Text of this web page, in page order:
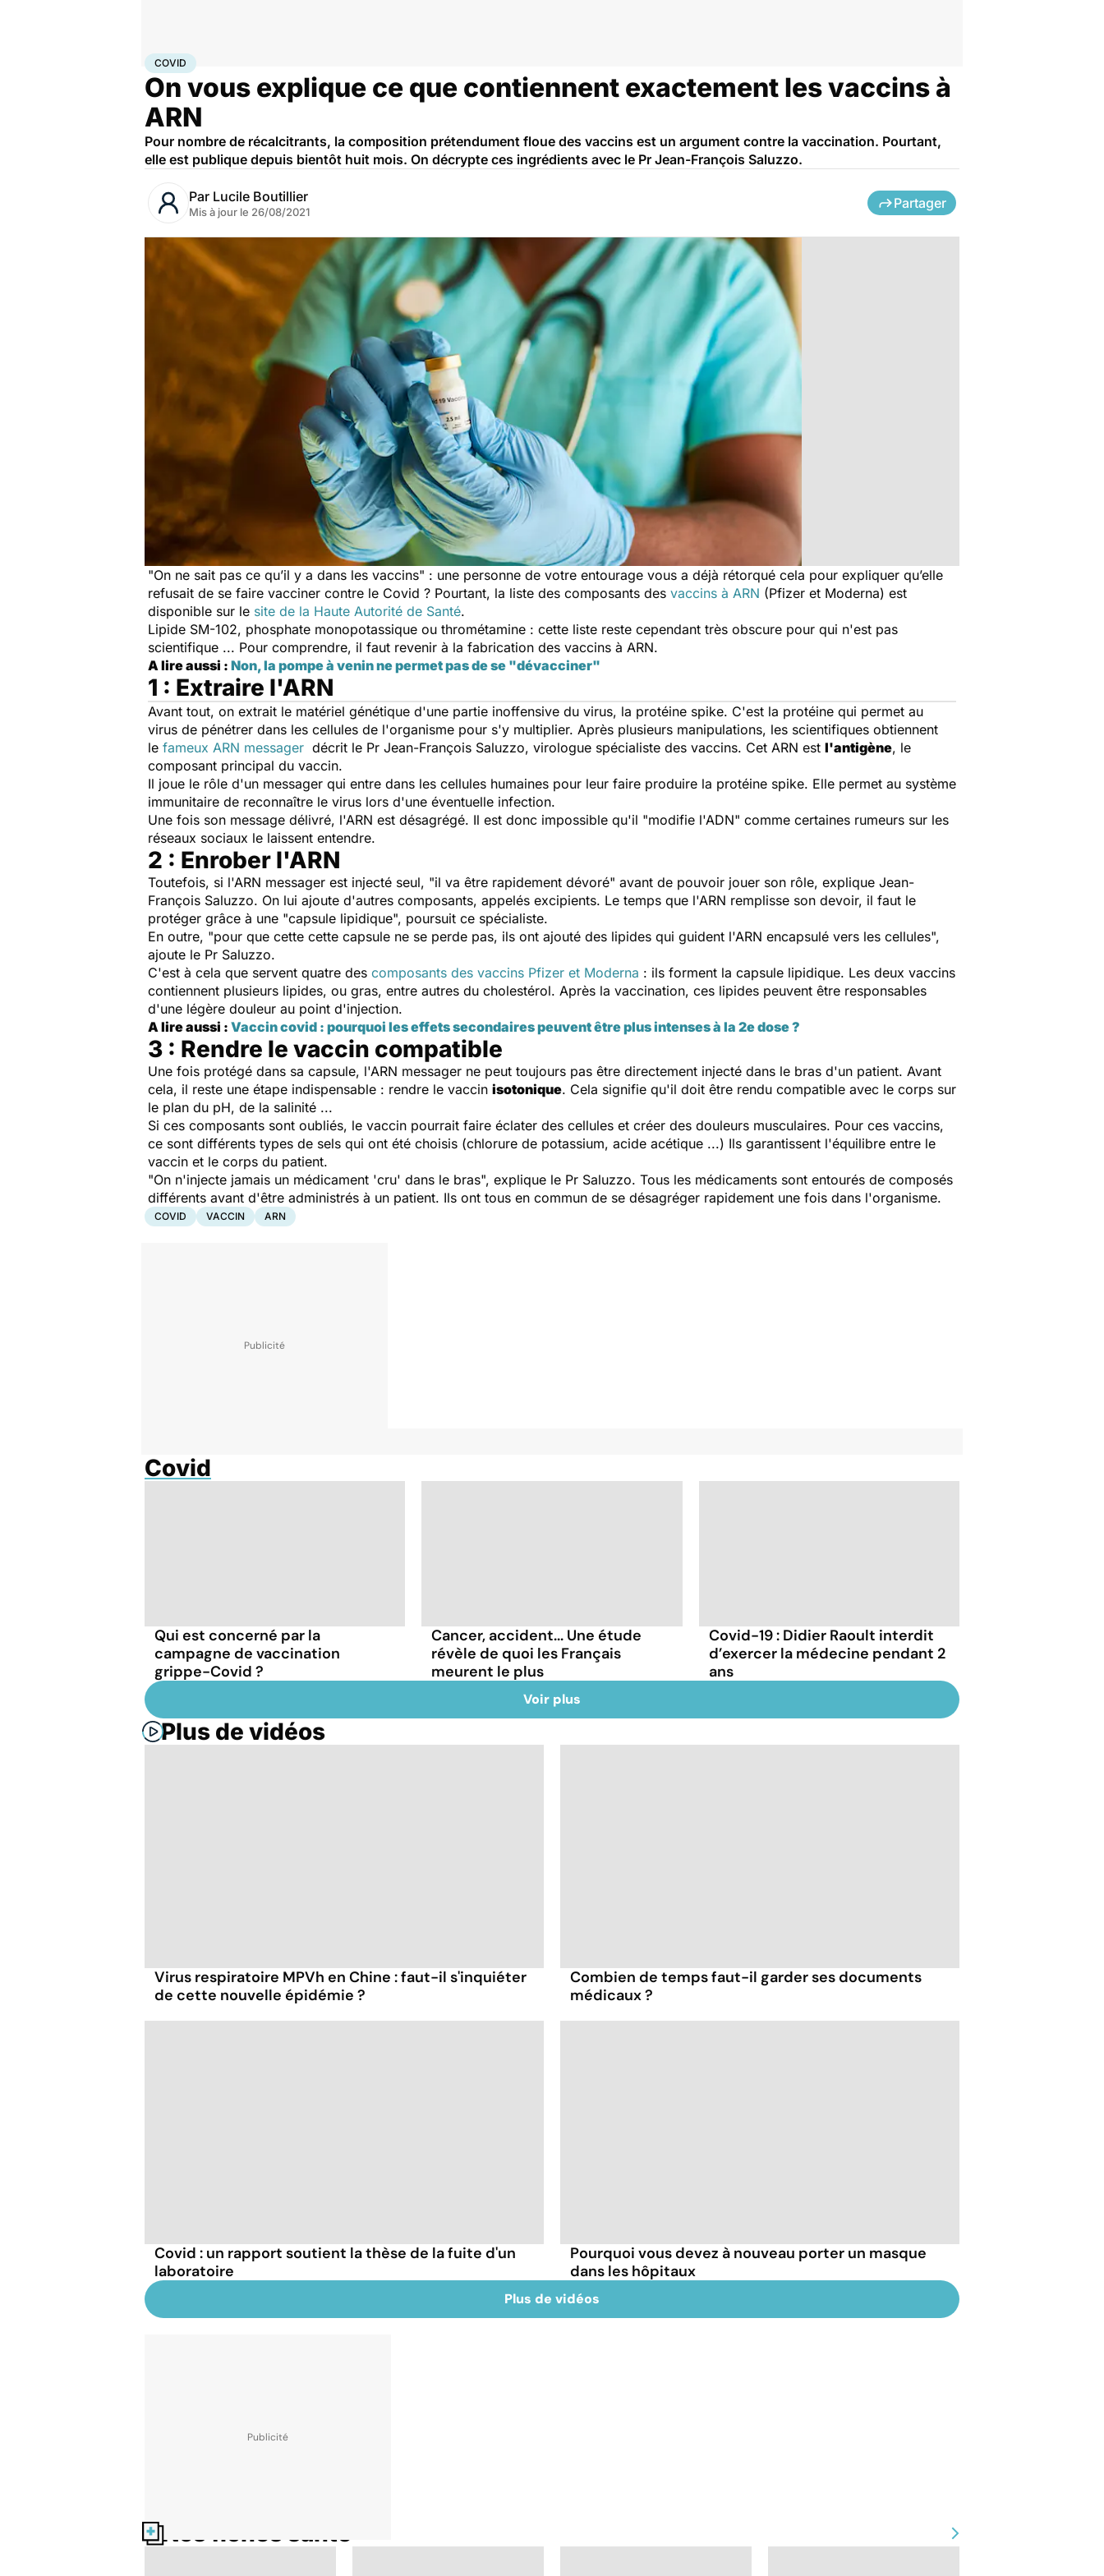
AccueilSanté
COVID
On vous explique ce que contiennent exactement les vaccins à
ARN
Pour nombre de récalcitrants, la composition prétendument floue des vaccins est un argument contre la vaccination. Pourtant,
elle est publique depuis bientôt huit mois. On décrypte ces ingrédients avec le Pr Jean-François Saluzzo.
Par Lucile Boutillier
Mis à jour le 26/08/2021
Partager
"On ne sait pas ce qu’il y a dans les vaccins" : une personne de votre entourage vous a déjà rétorqué cela pour expliquer qu’elle
refusait de se faire vacciner contre le Covid ? Pourtant, la liste des composants des vaccins à ARN (Pfizer et Moderna) est
disponible sur le site de la Haute Autorité de Santé.
Lipide SM-102, phosphate monopotassique ou thrométamine : cette liste reste cependant très obscure pour qui n'est pas
scientifique ... Pour comprendre, il faut revenir à la fabrication des vaccins à ARN.
A lire aussi : Non, la pompe à venin ne permet pas de se "dévacciner"
1 : Extraire l'ARN
Avant tout, on extrait le matériel génétique d'une partie inoffensive du virus, la protéine spike. C'est la protéine qui permet au
virus de pénétrer dans les cellules de l'organisme pour s'y multiplier. Après plusieurs manipulations, les scientifiques obtiennent
le fameux ARN messager décrit le Pr Jean-François Saluzzo, virologue spécialiste des vaccins. Cet ARN est l'antigène, le
composant principal du vaccin.
Il joue le rôle d'un messager qui entre dans les cellules humaines pour leur faire produire la protéine spike. Elle permet au système
immunitaire de reconnaître le virus lors d'une éventuelle infection.
Une fois son message délivré, l'ARN est désagrégé. Il est donc impossible qu'il "modifie l'ADN" comme certaines rumeurs sur les
réseaux sociaux le laissent entendre.
2 : Enrober l'ARN
Toutefois, si l'ARN messager est injecté seul, "il va être rapidement dévoré" avant de pouvoir jouer son rôle, explique Jean-
François Saluzzo. On lui ajoute d'autres composants, appelés excipients. Le temps que l'ARN remplisse son devoir, il faut le
protéger grâce à une "capsule lipidique", poursuit ce spécialiste.
En outre, "pour que cette cette capsule ne se perde pas, ils ont ajouté des lipides qui guident l'ARN encapsulé vers les cellules",
ajoute le Pr Saluzzo.
C'est à cela que servent quatre des composants des vaccins Pfizer et Moderna : ils forment la capsule lipidique. Les deux vaccins
contiennent plusieurs lipides, ou gras, entre autres du cholestérol. Après la vaccination, ces lipides peuvent être responsables
d'une légère douleur au point d'injection.
A lire aussi : Vaccin covid : pourquoi les effets secondaires peuvent être plus intenses à la 2e dose ?
3 : Rendre le vaccin compatible
Une fois protégé dans sa capsule, l'ARN messager ne peut toujours pas être directement injecté dans le bras d'un patient. Avant
cela, il reste une étape indispensable : rendre le vaccin isotonique. Cela signifie qu'il doit être rendu compatible avec le corps sur
le plan du pH, de la salinité ...
Si ces composants sont oubliés, le vaccin pourrait faire éclater des cellules et créer des douleurs musculaires. Pour ces vaccins,
ce sont différents types de sels qui ont été choisis (chlorure de potassium, acide acétique ...) Ils garantissent l'équilibre entre le
vaccin et le corps du patient.
"On n'injecte jamais un médicament 'cru' dans le bras", explique le Pr Saluzzo. Tous les médicaments sont entourés de composés
différents avant d'être administrés à un patient. Ils ont tous en commun de se désagréger rapidement une fois dans l'organisme.
COVID VACCIN ARN
Covid
Qui est concerné par la
campagne de vaccination
grippe-Covid ?
Cancer, accident... Une étude
révèle de quoi les Français
meurent le plus
Covid-19 : Didier Raoult interdit
d’exercer la médecine pendant 2
ans
Voir plus
Plus de vidéos
Virus respiratoire MPVh en Chine : faut-il s'inquiéter
de cette nouvelle épidémie ?
Combien de temps faut-il garder ses documents
médicaux ?
Covid : un rapport soutient la thèse de la fuite d'un
laboratoire
Pourquoi vous devez à nouveau porter un masque
dans les hôpitaux
Plus de vidéos
Nos fiches santé